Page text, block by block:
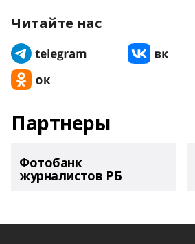
Читайте нас
Партнеры
Фотобанк
журналистов РБ